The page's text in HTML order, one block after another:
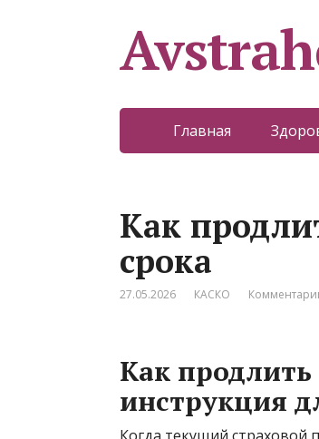
Главная
Как
срока
27.05.2026 КАСКО
Как
инструкция